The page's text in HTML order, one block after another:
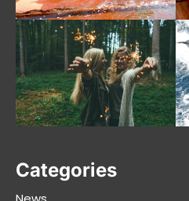
Categories